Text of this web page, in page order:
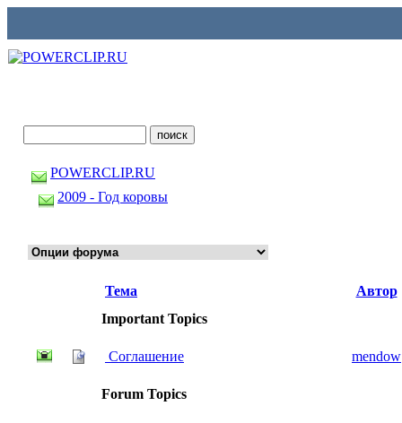
POWERCLIP.RU
2009 - Год коровы
Тема
Автор
Important Topics
Соглашение mendow
Forum Topics